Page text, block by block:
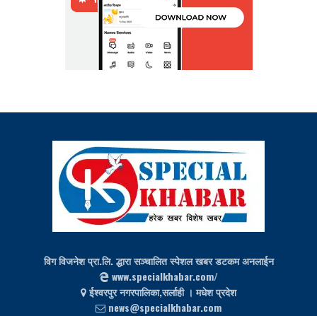
विग विजनेश प्रा.लि. द्धारा सञ्चालित स्पेशल खबर डटकम अनलाईन
www.specialkhabar.com/
ईश्‍वरपुर नगरपालिका,सर्लाही । मधेश प्रदेश
news@specialkhabar.com